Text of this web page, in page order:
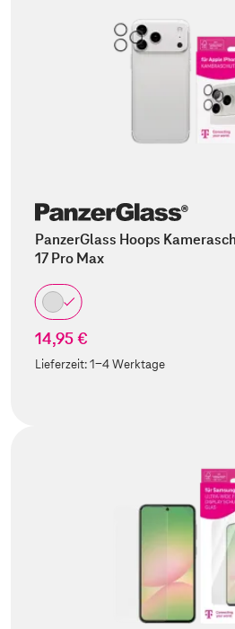
PanzerGlass Hoops
17 Pro Max
14,95 €
Lieferzeit:1-4 Werktage